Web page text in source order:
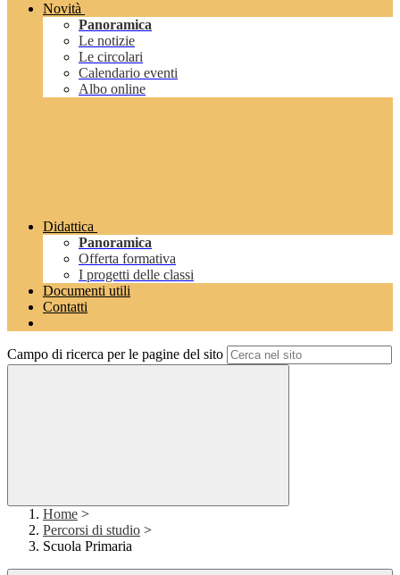
Novità
Panoramica
Le notizie
Le circolari
Calendario eventi
Albo online
Didattica
Panoramica
Offerta formativa
I progetti delle classi
Documenti utili
Contatti
Campo di ricerca per le pagine del sito
Home >
Percorsi di studio >
Scuola Primaria